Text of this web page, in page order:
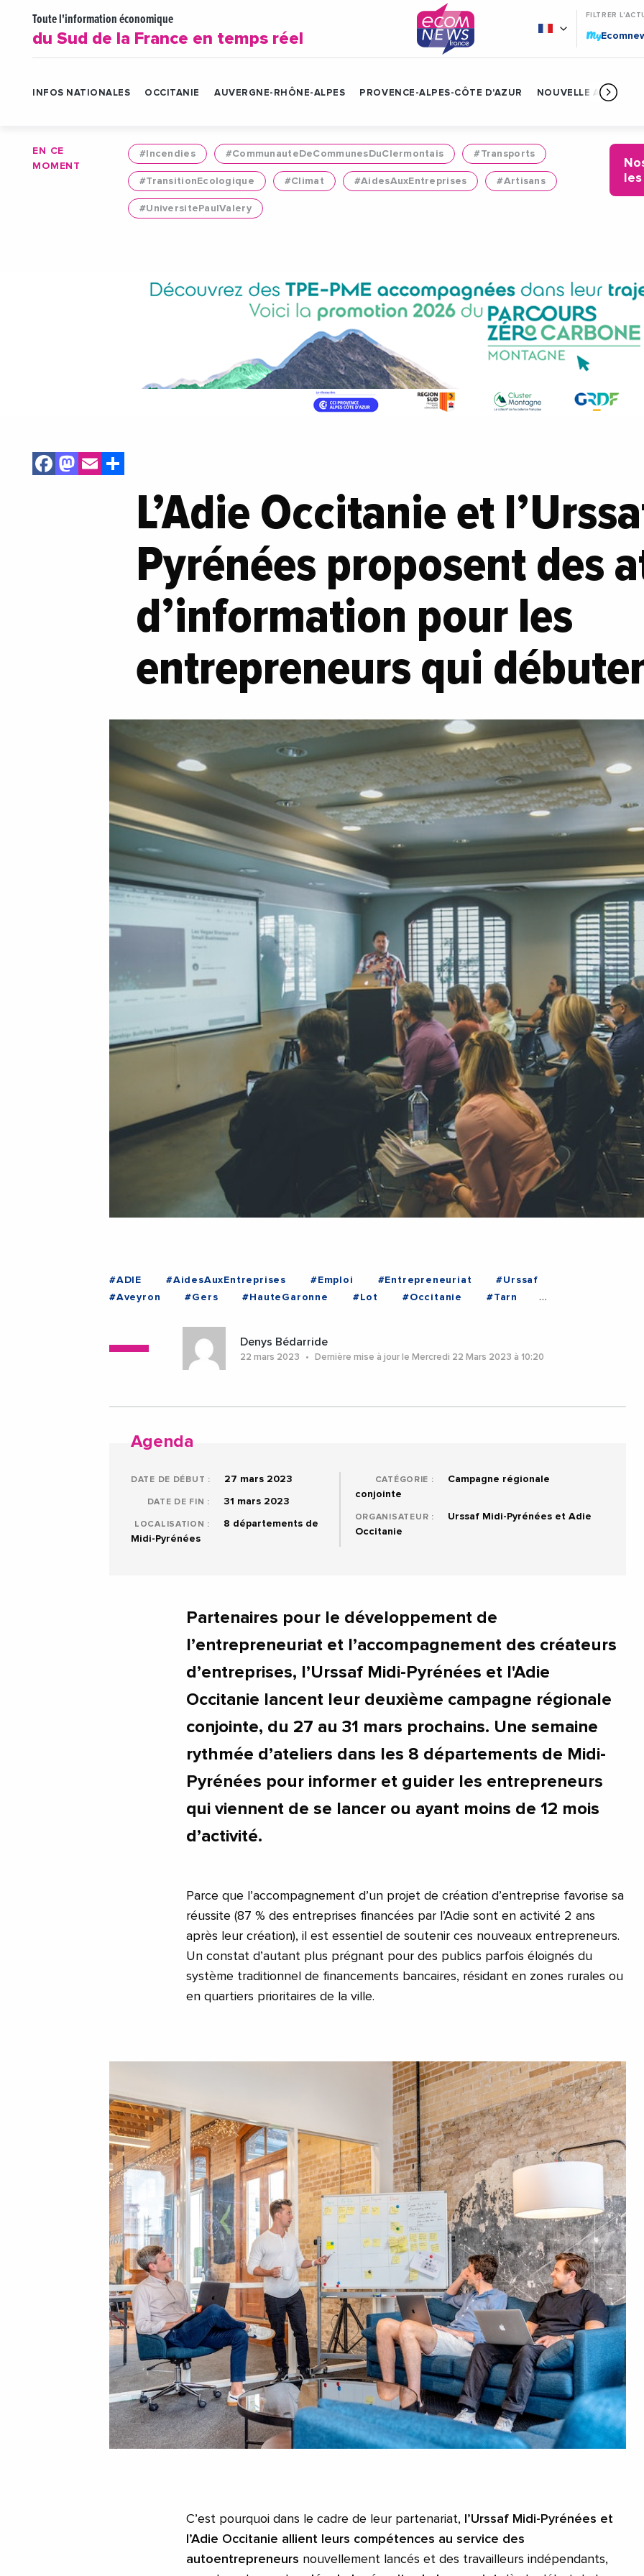
Toute l'information économique
du Sud de la France en temps réel
FILTRER
My
INFOS NATIONALES OCCITANIE AUVERGNE-RHÔNE-ALPES PROVENCE-ALPES-CÔTE D'AZUR NOUVELLE
EN CE
MOMENT
#Incendies #CommunauteDeCommunesDuClermontais #Transports
#TransitionEcologique #Climat #AidesAuxEntreprises #Artisans
#UniversitePaulValery
Facebook
Mastodon
Email
L’Adie Occitanie et
Pyrénées proposent des
d’information pour les
entrepreneurs qui
#ADIE #AidesAuxEntreprises #Emploi #Entrepreneuriat
#Urssaf
#Aveyron
#Gers #HauteGaronne #Lot #Occitanie
#Tarn
Denys Bédarride
22 mars 2023 Dernière mise à jour le Mercredi 22 Mars 2023 à 10:20
Agenda
DATE DE DÉBUT : 27 mars 2023
DATE DE FIN : 31 mars 2023
LOCALISATION :
8 départements de
Midi-Pyrénées
CATÉGORIE :
Campagne régionale
conjointe
ORGANISATEUR :
Urssaf Midi-Pyrénées et Adie
Occitanie
Partenaires pour le développement de
l’entrepreneuriat et l’accompagnement des créateurs
d’entreprises, l’Urssaf Midi-Pyrénées et l'Adie
Occitanie lancent leur deuxième campagne régionale
conjointe, du 27 au 31 mars prochains. Une semaine
rythmée d’ateliers dans les 8 départements de Midi-
Pyrénées pour informer et guider les entrepreneurs
qui viennent de se lancer ou ayant moins de 12 mois
d’activité.
Parce que l’accompagnement d’un projet de création d’entreprise favorise sa
réussite (87 % des entreprises financées par l’Adie sont en activité 2 ans
après leur création), il est essentiel de soutenir ces nouveaux entrepreneurs.
Un constat d’autant plus prégnant pour des publics parfois éloignés du
système traditionnel de financements bancaires, résidant en zones rurales ou
en quartiers prioritaires de la ville.
C’est pourquoi dans le cadre de leur partenariat,
l’Urssaf Midi-Pyrénées et
l’Adie Occitanie allient leurs compétences au service des
autoentrepreneurs nouvellement lancés et des travailleurs indépendants,